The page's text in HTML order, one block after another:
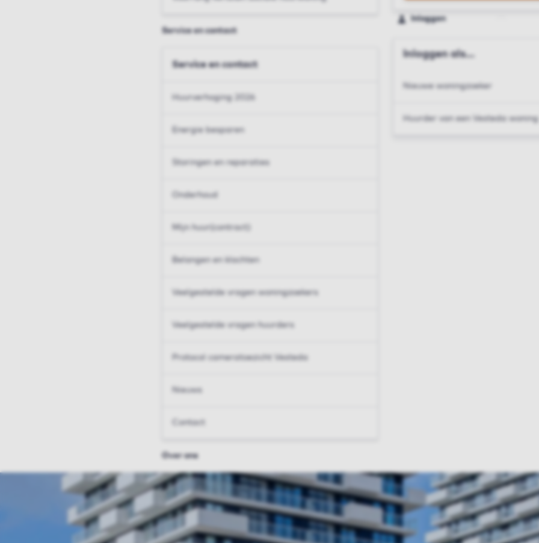
Service en contact
Service en contact
Huurverhoging 2026
Energie besparen
Storingen en reparaties
Onderhoud
Mijn huur(contract)
Belangen en klachten
Veelgestelde vragen woningzoekers
Veelgestelde vragen huurders
Protocol cameratoezicht Vesteda
Nieuws
Contact
Over ons
Inloggen
Inloggen als...
Nieuwe woningzoeker
Huurder van een Vesteda woning